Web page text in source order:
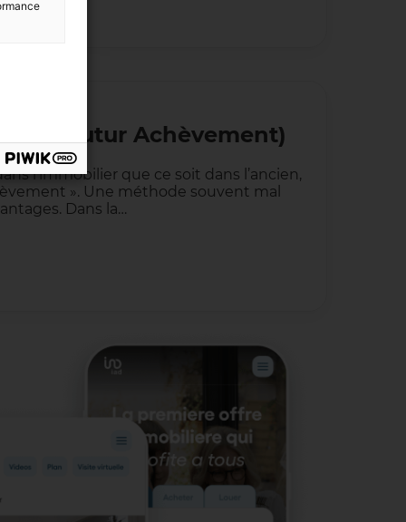
de Futur Achèvement)
l’immobilier que ce soit dans l’ancien,
». Une méthode souvent mal
Dans la…